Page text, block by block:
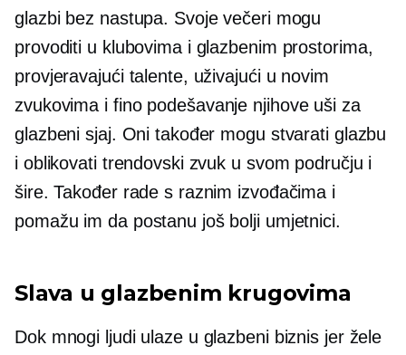
glazbi bez nastupa. Svoje večeri mogu
provoditi u klubovima i glazbenim prostorima,
provjeravajući talente, uživajući u novim
zvukovima i fino podešavanje njihove uši za
glazbeni sjaj. Oni također mogu stvarati glazbu
i oblikovati trendovski zvuk u svom području i
šire. Također rade s raznim izvođačima i
pomažu im da postanu još bolji umjetnici.
Slava u glazbenim krugovima
Dok mnogi ljudi ulaze u glazbeni biznis jer žele